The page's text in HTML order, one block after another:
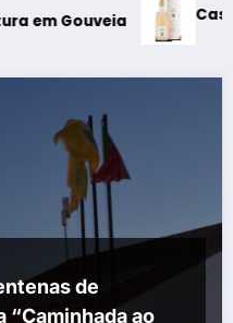
Casa de
de
“Caminhada ao